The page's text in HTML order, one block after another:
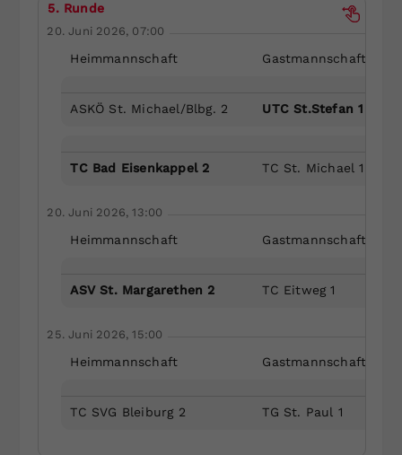
5. Runde
20. Juni 2026, 07:00
Heimmannschaft Gastmannschaft
ASKÖ St. Michael/Blbg. 2 UTC St.Stefan 1
TC Bad Eisenkappel 2 TC St. Michael 1
20. Juni 2026, 13:00
Heimmannschaft Gastmannschaft
ASV St. Margarethen 2 TC Eitweg 1
25. Juni 2026, 15:00
Heimmannschaft Gastmannschaft
TC SVG Bleiburg 2 TG St. Paul 1